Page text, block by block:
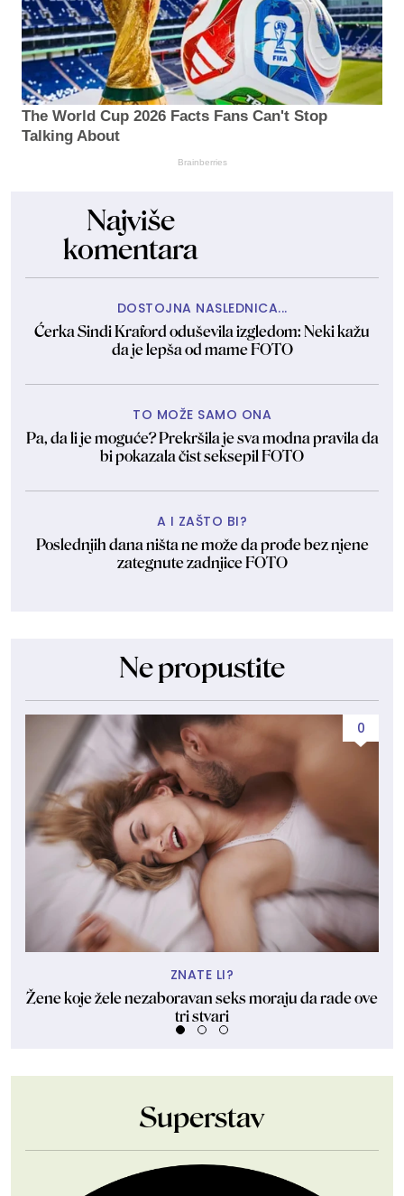
The World Cup 2026 Facts Fans Can't Stop
Talking About
Brainberries
Najviše
komentara
DOSTOJNA NASLEDNICA...
Ćerka Sindi Kraford oduševila izgledom: Neki kažu
da je lepša od mame FOTO
TO MOŽE SAMO ONA
Pa, da li je moguće? Prekršila je sva modna pravila da
bi pokazala čist seksepil FOTO
A I ZAŠTO BI?
Poslednjih dana ništa ne može da prođe bez njene
zategnute zadnjice FOTO
Ne propustite
0
ZNATE LI?
Žene koje žele nezaboravan seks moraju da rade ove
tri stvari
Superstav